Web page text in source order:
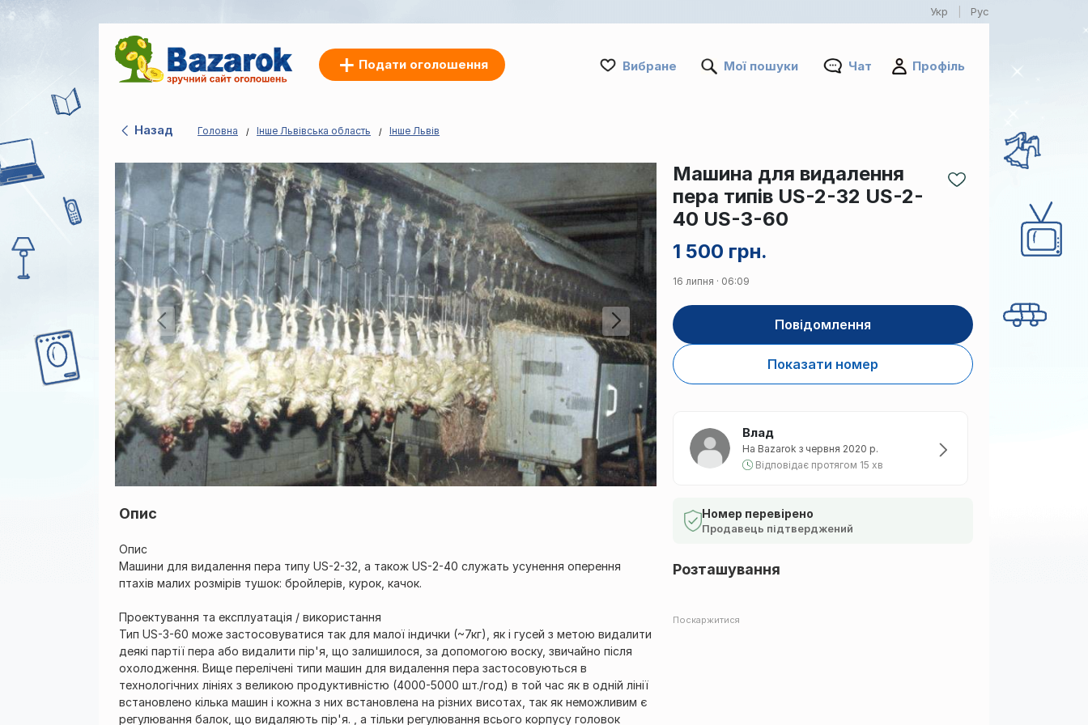
Укр Рус
Подати оголошення Вибране Мої пошуки Чат Профіль
Назад Головна Інше Львівська область Інше Львів
Опис
Опис
Машини для видалення пера типу US-2-32, а також US-2-40 служать усунення оперення
птахів малих розмірів тушок: бройлерів, курок, качок.
Проектування та експлуатація / використання
Тип US-3-60 може застосовуватися так для малої індички (~7кг), як і гусей з метою видалити
деякі партії пера або видалити пір'я, що залишилося, за допомогою воску, звичайно після
охолодження. Вище перелічені типи машин для видалення пера застосовуються в
технологічних лініях з великою продуктивністю (4000-5000 шт./год) в той час як в одній лінії
встановлено кілька машин і кожна з них встановлена ​​на різних висотах, так як неможливим є
регулювання балок, що видаляють пір'я. , а тільки регулювання всього корпусу головок
1 500 грн.
Машина для видалення
пера типів US-2-32 US-2-
40 US-3-60
16 липня · 06:09
Повідомлення
Показати номер
Влад
На Bazarok з червня 2020 р.
Відповідає протягом 15 хв
Номер перевірено
Продавець підтверджений
Розташування
Поскаржитися